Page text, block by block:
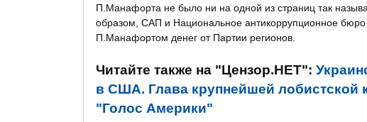
П.Манафорта не было ни на одной из страниц так
образом, САП и Национальное антикоррупционное
П.Манафортом денег от Партии регионов.
Читайте также на "Цензор.НЕТ":
в США. Глава крупнейшей лобистской
"Голос Америки"